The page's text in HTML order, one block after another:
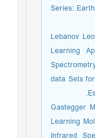
Series:
11.
Learning
data Sets
12.
Learning